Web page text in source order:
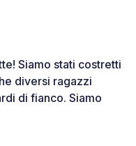
Siamo stati costretti
diversi ragazzi
di fianco. Siamo